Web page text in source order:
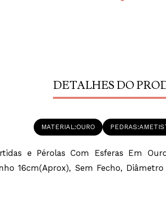
DETALHES DO
e Pérolas Com Esferas Em
16cm(Aprox), Sem Fecho,
MATERIAL OURO PEDRAS